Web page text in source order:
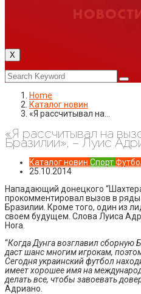
X
Home
Каталог новин
«Я рассчитывал на…
«Я рассчитывал на
Бразилии», – Луис
Каталог новин Спорт
25.10.2014
Нападающий донецкого
прокомментировал вызов в
Бразилии. Кроме того, один из
своем будущем. Слова Луиса
Hora.
“Когда Дунга возглавил сборную
даст шанс многим игрокам,
Сегодня украинский футбол
имеет хорошее имя на
делать все, чтобы завоевать
Адриано.